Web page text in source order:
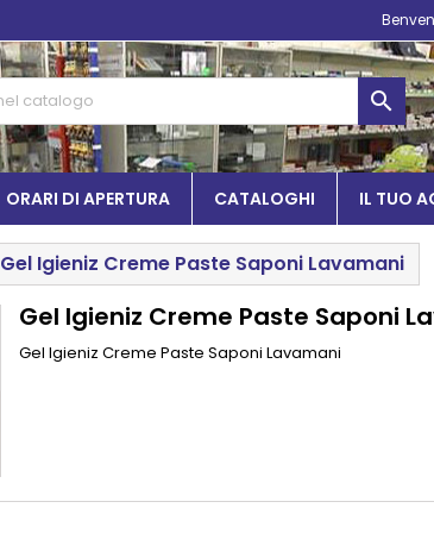

ORARI DI APERTURA CATALOGHI IL TUO
Gel Igieniz Creme Paste Saponi Lavamani
Gel Igieniz Creme Paste Saponi
Gel Igieniz Creme Paste Saponi Lavamani